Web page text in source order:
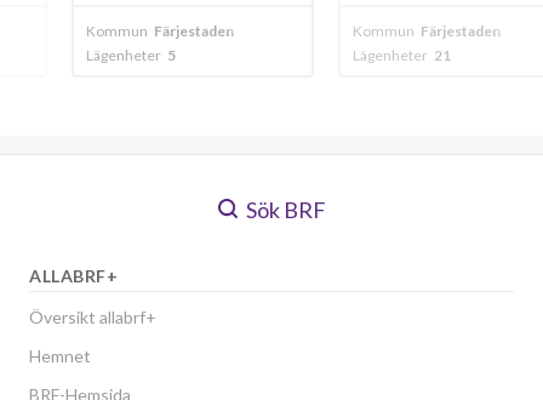
Kommun Färjestaden
Lägenheter
Kommun
Lägenheter
Sök BRF
ALLABRF+
Översikt allabrf+
Hemnet
BRF-Hemsida